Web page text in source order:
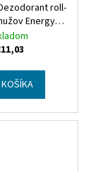
roll-
Energy
roll-on
energy